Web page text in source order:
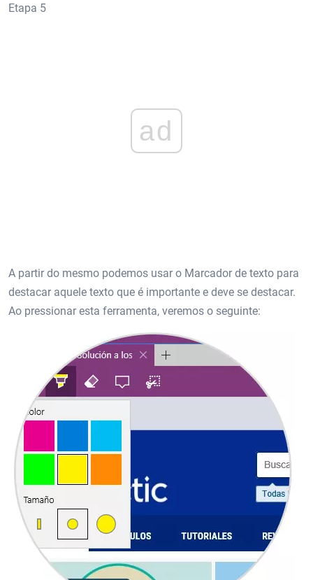
Etapa 5
ad
A partir do mesmo podemos usar o Marcador de texto para
destacar aquele texto que é importante e deve se destacar.
Ao pressionar esta ferramenta, veremos o seguinte: